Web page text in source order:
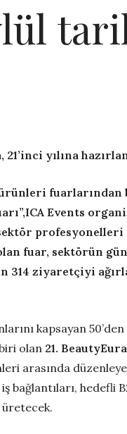
, 21’inci yılına
fuarlarından
ICA Events
fuar, sektörün
314 ziyaretçiyi
kapsayan
olan 21.
arasında
bağlantıları,